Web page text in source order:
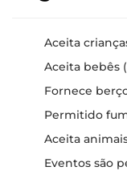
Aceita
Aceita bebês
Fornece
Permitido
Aceita
Eventos são